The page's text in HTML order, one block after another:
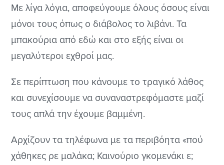
Με λίγα λόγια, αποφεύγουμε όλους όσους είναι
μόνοι τους όπως ο διάβολος το λιβάνι. Τα
μπακούρια από εδώ και στο εξής είναι οι
μεγαλύτεροι εχθροί μας.
Σε περίπτωση που κάνουμε το τραγικό λάθος
και συνεχίσουμε να συναναστρεφόμαστε μαζί
τους απλά την έχουμε βαμμένη.
Αρχίζουν τα τηλέφωνα με τα περιβόητα «πού
χάθηκες ρε μαλάκα; Καινούριο γκομενάκι ε;